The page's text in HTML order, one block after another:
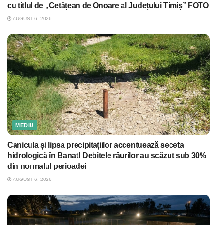
cu titlul de „Cetățean de Onoare al Județului Timiș” FOTO
AUGUST 6, 2026
MEDIU
Canicula și lipsa precipitațiilor accentuează seceta
hidrologică în Banat! Debitele râurilor au scăzut sub 30%
din normalul perioadei
AUGUST 6, 2026